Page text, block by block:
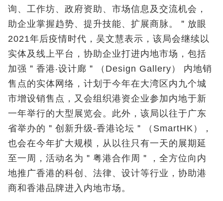
询、工作坊、政府资助、市场信息及交流机会，
助企业掌握趋势、提升技能、扩展商脉。＂放眼
2021年后疫情时代，吴文慧表示，该局会继续以
实体及线上平台，协助企业打进内地市场，包括
加强＂香港‧设计廊＂（Design Gallery） 内地销
售点的实体网络，计划于今年在大湾区内九个城
市增设销售点，又会组织港资企业参加内地于新
一年举行的大型展览会。此外，该局以往于广东
省举办的＂创新升级-香港论坛＂（SmartHK），
也会在今年扩大规模，从以往只有一天的展期延
至一周，活动名为＂粤港合作周＂，全方位向内
地推广香港的科创、法律、设计等行业，协助港
商和香港品牌进入内地市场。